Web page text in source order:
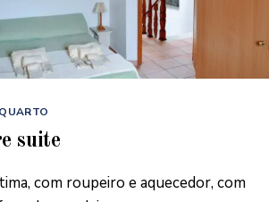
QUARTO
suite
com roupeiro e aquecedor, com